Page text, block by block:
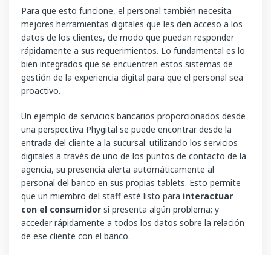
Para que esto funcione, el personal también necesita
mejores herramientas digitales que les den acceso a los
datos de los clientes, de modo que puedan responder
rápidamente a sus requerimientos. Lo fundamental es lo
bien integrados que se encuentren estos sistemas de
gestión de la experiencia digital para que el personal sea
proactivo.
Un ejemplo de servicios bancarios proporcionados desde
una perspectiva Phygital se puede encontrar desde la
entrada del cliente a la sucursal: utilizando los servicios
digitales a través de uno de los puntos de contacto de la
agencia, su presencia alerta automáticamente al
personal del banco en sus propias tablets. Esto permite
que un miembro del staff esté listo para interactuar
con el consumidor si presenta algún problema; y
acceder rápidamente a todos los datos sobre la relación
de ese cliente con el banco.